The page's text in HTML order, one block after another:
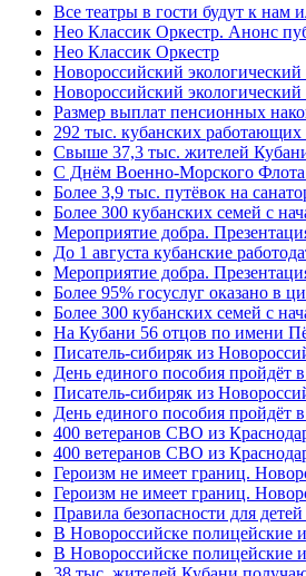
Все театры в гости будут к нам
Нео Классик Оркестр. Анонс
Нео Классик Оркестр
Новороссийский
Новороссийский
Размер выплат пенсионных
292 тыс. кубанских
Свыше 37,3 тыс. жителей
C Днём Военно-Морского
Более 3,9 тыс. путёвок на
Более 300 кубанских семей с
Мероприятие добра.
До 1 августа кубанские
Мероприятие добра.
Более 95% госуслуг оказано в
Более 300 кубанских семей с
На Кубани 56 отцов по имени
Писатель-сибиряк из
День единого пособия пройдёт
Писатель-сибиряк из
День единого пособия пройдёт
400 ветеранов СВО из
400 ветеранов СВО из
Героизм не имеет границ.
Героизм не имеет границ.
Правила безопасности для
В Новороссийске полицейские
В Новороссийске полицейские